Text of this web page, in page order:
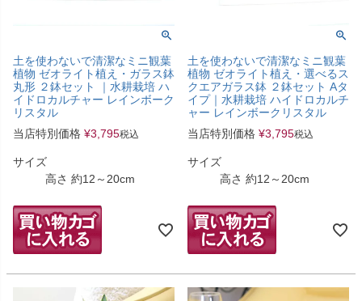
土を使わないで清潔なミニ観葉
植物 ゼオライト植え・ガラス鉢
丸形 ２鉢セット ｜水耕栽培 ハ
イドロカルチャー レインボーク
リスタル
当店特別価格 ¥3,795税込
サイズ
高さ 約12～20cm
土を使わないで清潔なミニ観葉
植物 ゼオライト植え・選べるス
クエアガラス鉢 ２鉢セット Aタ
イプ｜水耕栽培 ハイドロカルチ
ャー レインボークリスタル
当店特別価格 ¥3,795税込
サイズ
高さ 約12～20cm